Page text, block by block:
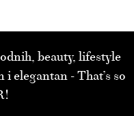
beauty, lifestyle
elegantan - That’s so